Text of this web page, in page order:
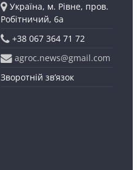
Україна, м. Рівне, пров.
Робітничий, 6а
+38 067 364 71 72
agroc.news@gmail.com
Зворотній зв’язок